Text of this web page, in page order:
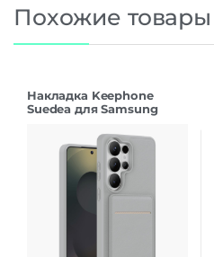
Похожие товары
Накладка Keephone
Suedea для Samsung